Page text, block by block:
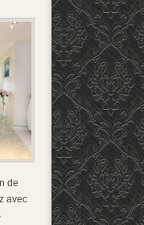
de
avec